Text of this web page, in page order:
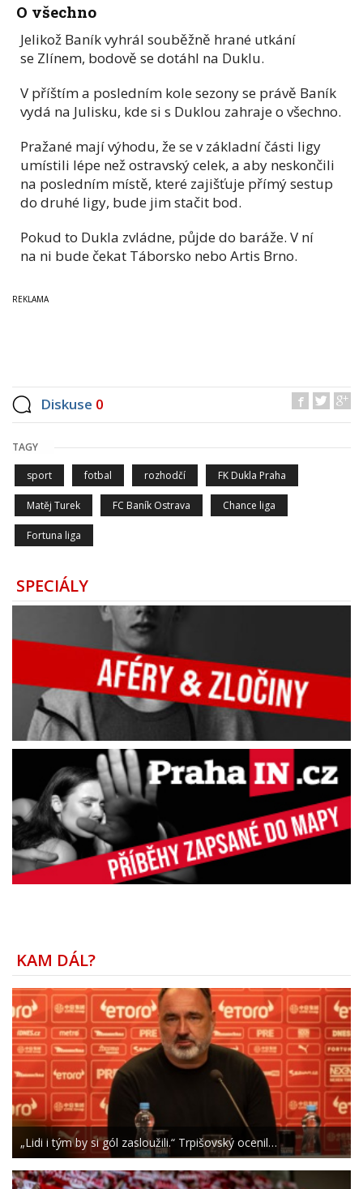
O všechno
Jelikož Baník vyhrál souběžně hrané utkání
se Zlínem, bodově se dotáhl na Duklu.
V příštím a posledním kole sezony se právě Baník
vydá na Julisku, kde si s Duklou zahraje o všechno.
Pražané mají výhodu, že se v základní části ligy
umístili lépe než ostravský celek, a aby neskončili
na posledním místě, které zajišťuje přímý sestup
do druhé ligy, bude jim stačit bod.
Pokud to Dukla zvládne, půjde do baráže. V ní
na ni bude čekat Táborsko nebo Artis Brno.
Diskuse 0
TAGY
sport fotbal rozhodčí FK Dukla Praha
Matěj Turek FC Baník Ostrava Chance liga
Fortuna liga
SPECIÁLY
KAM DÁL?
„Lidi i tým by si gól zasloužili.“ Trpišovský ocenil…